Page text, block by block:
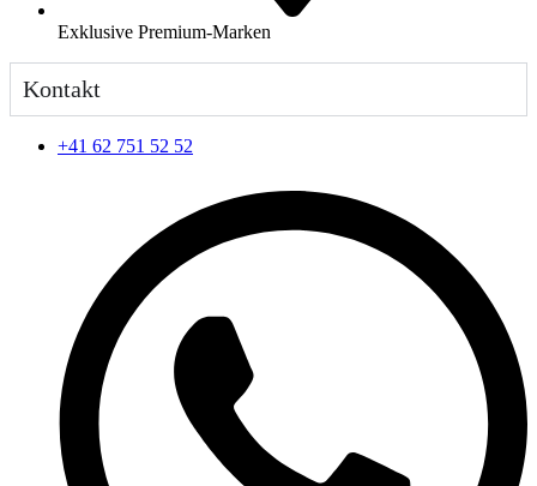
Exklusive Premium-Marken
Kontakt
+41 62 751 52 52